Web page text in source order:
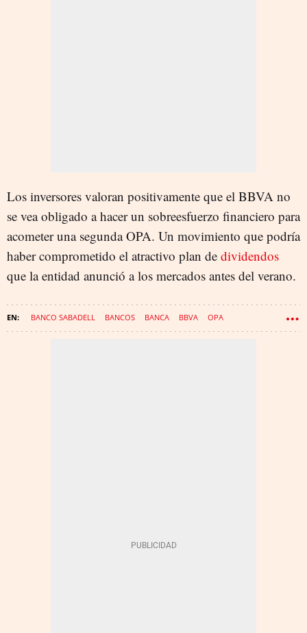
Los inversores valoran positivamente que el BBVA no
se vea obligado a hacer un sobreesfuerzo financiero para
acometer una segunda OPA. Un movimiento que podría
haber comprometido el atractivo plan de dividendos
que la entidad anunció a los mercados antes del verano.
BANCO SABADELL BANCOS BANCA BBVA OPA